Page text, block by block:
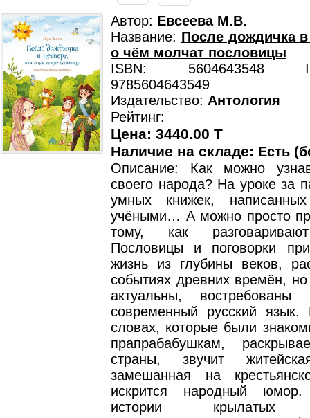
Автор: Евсеева М.В.
Название: После дождичка в
о чём молчат пословицы
ISBN: 5604643548
9785604643549
Издательство: Антология
Рейтинг:
Цена: 3440.00 T
Наличие на складе: Есть
Описание: Как можно
своего народа? На уроке за
умных книжек,
учёными… А можно просто
тому, как
Пословицы и поговорки
жизнь из глубины веков,
событиях древних времён,
актуальны,
современный русский язык.
словах, которые были
прапрабабушкам,
страны, звучит
замешанная на
искрится народный
истории крылатых